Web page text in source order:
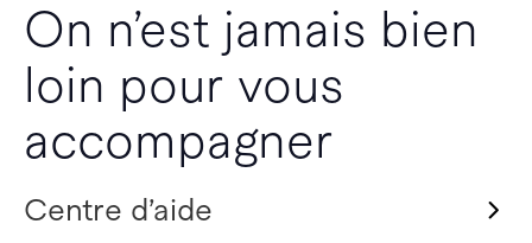
On n’est jamais bien
loin pour vous
accompagner
Centre d’aide